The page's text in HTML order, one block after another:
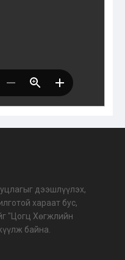
дээшлүүлэх,
хараат бус,
"Цогц Хөгжлийн
байна.